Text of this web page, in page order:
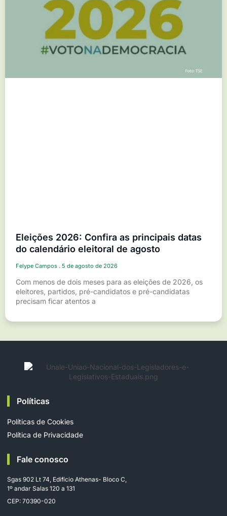
Eleições 2026: Confira as principais datas
do calendário eleitoral de agosto
Felype Campos 5 de agosto de 2026
Com menos de dois meses para as eleições de 2026, os
eleitores, partidos, pré-candidatos e pré-candidatas
precisam ficar atentos a
Políticas
Políticas de Cookies
Política de Privacidade
Fale conosco
Sgas 902 Lt 74, Edifício Athenas- Bloco C,
1º andar Salas 120 a 131
CEP: 70390-020